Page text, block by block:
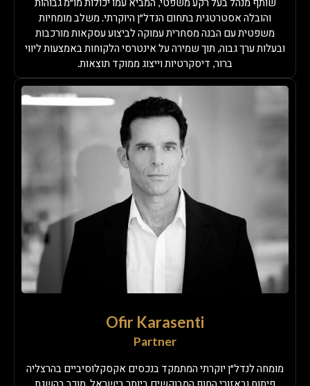
והובלה אסטרטגית בתחום הנדל״ן היוקרתי. משלב מומחיות
משפטית עם הבנה מסחרית עמוקה לביצוע עסקאות מורכבות
ובעלות ערך גבוה, תוך שמירה על אינטרסי הלקוחות באמצעות ליווי
ברור, דיסקרטיות וייצוג ממוקד תוצאות.
Ofir Karasenti
Partner
מומחה לנדל״ן יוקרתי המתמקד בנכסים אקסקלוסיביים בהרצליה
פיתוח ובאזורי החוף המבוקשים ביותר בישראל. מוכר בהשגת